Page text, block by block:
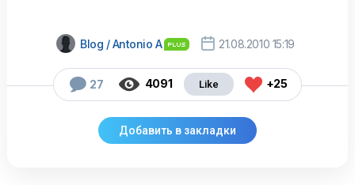
Blog / Antonio A  21.08.2010 15:19
 27  4091  +25